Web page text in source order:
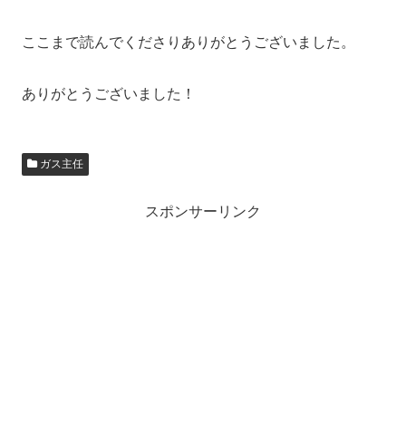
ここまで読んでくださりありがとうございました。
ありがとうございました！
ガス主任
スポンサーリンク